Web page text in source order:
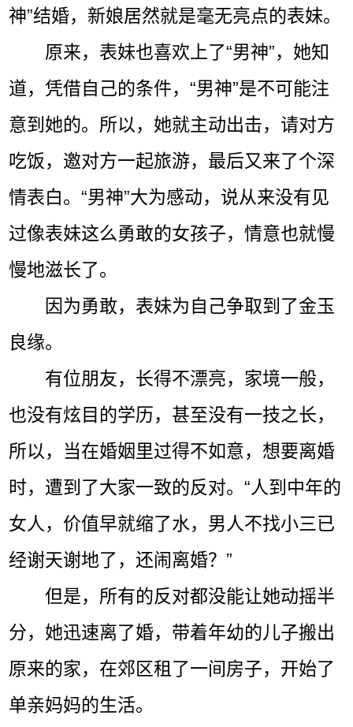
神”结婚，新娘居然就是毫无亮点的表妹。
原来，表妹也喜欢上了“男神”，她知
道，凭借自己的条件，“男神”是不可能注
意到她的。所以，她就主动出击，请对方
吃饭，邀对方一起旅游，最后又来了个深
情表白。“男神”大为感动，说从来没有见
过像表妹这么勇敢的女孩子，情意也就慢
慢地滋长了。
因为勇敢，表妹为自己争取到了金玉
良缘。
有位朋友，长得不漂亮，家境一般，
也没有炫目的学历，甚至没有一技之长，
所以，当在婚姻里过得不如意，想要离婚
时，遭到了大家一致的反对。“人到中年的
女人，价值早就缩了水，男人不找小三已
经谢天谢地了，还闹离婚？”
但是，所有的反对都没能让她动摇半
分，她迅速离了婚，带着年幼的儿子搬出
原来的家，在郊区租了一间房子，开始了
单亲妈妈的生活。